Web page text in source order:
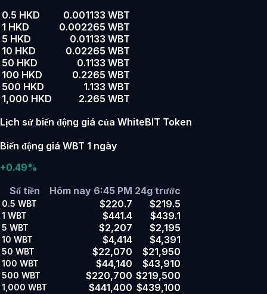
0.5 HKD
0.001133 WBT
1 HKD
0.002265 WBT
5 HKD
0.01133 WBT
10 HKD
0.02265 WBT
50 HKD
0.1133 WBT
100 HKD
0.2265 WBT
500 HKD
1.133 WBT
1,000 HKD
2.265 WBT
Lịch sử biến động giá của WhiteBIT Token
Biến động giá WBT 1 ngày
+0.49%
Số tiền
Hôm nay 6:45 PM 24g trước
0.5 WBT $220.7 $219.5
1 WBT $441.4 $439.1
5 WBT $2,207 $2,195
10 WBT $4,414 $4,391
50 WBT $22,070 $21,950
100 WBT $44,140 $43,910
500 WBT $220,700 $219,500
1,000 WBT $441,400 $439,100